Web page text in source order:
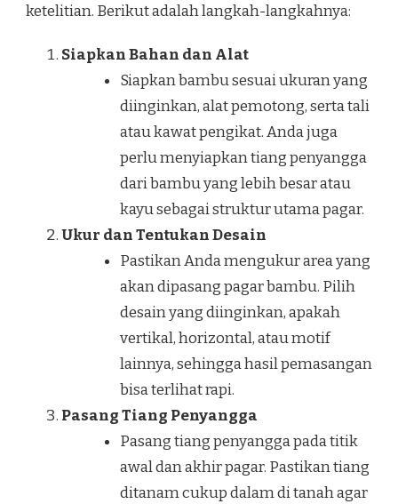
ketelitian. Berikut adalah langkah-langkahnya:
Siapkan Bahan dan Alat
Siapkan bambu sesuai ukuran yang
diinginkan, alat pemotong, serta tali
atau kawat pengikat. Anda juga
perlu menyiapkan tiang penyangga
dari bambu yang lebih besar atau
kayu sebagai struktur utama pagar.
Ukur dan Tentukan Desain
Pastikan Anda mengukur area yang
akan dipasang pagar bambu. Pilih
desain yang diinginkan, apakah
vertikal, horizontal, atau motif
lainnya, sehingga hasil pemasangan
bisa terlihat rapi.
Pasang Tiang Penyangga
Pasang tiang penyangga pada titik
awal dan akhir pagar. Pastikan tiang
ditanam cukup dalam di tanah agar